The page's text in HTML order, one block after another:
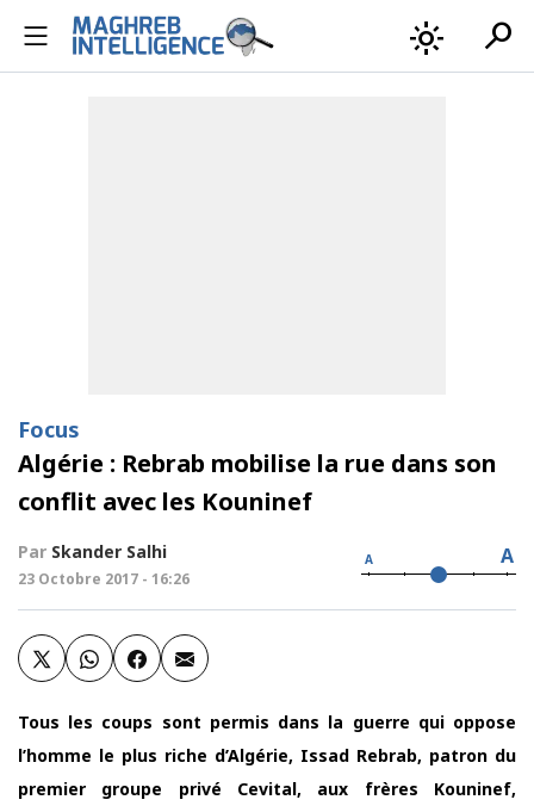
light_mode search
Focus
Algérie : Rebrab mobilise la rue dans son
conflit avec les Kouninef
Par Skander Salhi
23 Octobre 2017 - 16:26
A A
Tous les coups sont permis dans la guerre qui oppose
l’homme le plus riche d’Algérie, Issad Rebrab, patron du
premier groupe privé Cevital, aux frères Kouninef,